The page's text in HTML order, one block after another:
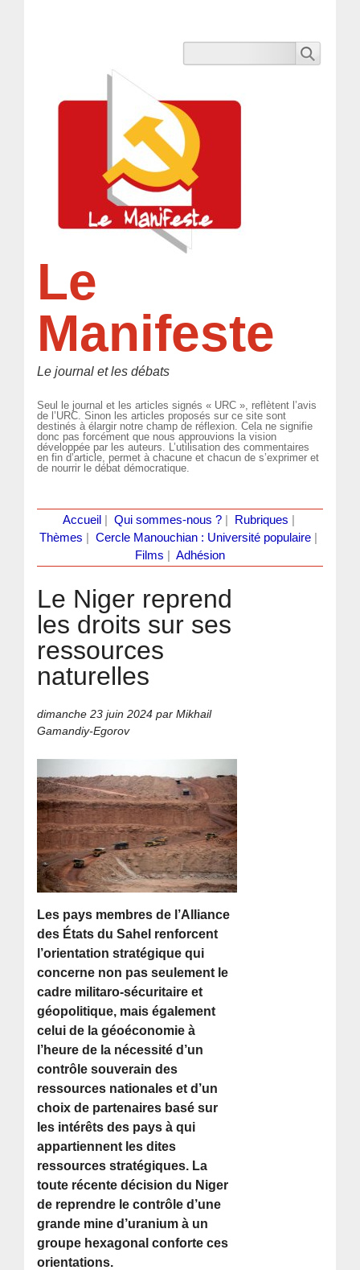
Le
Manifeste
Le journal et les débats
Seul le journal et les articles signés « URC », reflètent l’avis
de l’URC. Sinon les articles proposés sur ce site sont
destinés à élargir notre champ de réflexion. Cela ne signifie
donc pas forcément que nous approuvions la vision
développée par les auteurs. L’utilisation des commentaires
en fin d’article, permet à chacune et chacun de s’exprimer et
de nourrir le débat démocratique.
Accueil Qui sommes-nous ?| Rubriques
Thèmes
Cercle Manouchian : Université populaire
Films
Adhésion
Le Niger reprend
les droits sur ses
ressources
naturelles
dimanche 23 juin 2024 par Mikhail
Gamandiy-Egorov
Les pays membres de l’Alliance
des États du Sahel renforcent
l’orientation stratégique qui
concerne non pas seulement le
cadre militaro-sécuritaire et
géopolitique, mais également
celui de la géoéconomie à
l’heure de la nécessité d’un
contrôle souverain des
ressources nationales et d’un
choix de partenaires basé sur
les intérêts des pays à qui
appartiennent les dites
ressources stratégiques. La
toute récente décision du Niger
de reprendre le contrôle d’une
grande mine d’uranium à un
groupe hexagonal conforte ces
orientations.